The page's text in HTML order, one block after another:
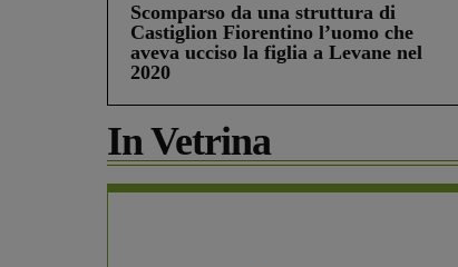
Scomparso da una struttura di
Castiglion Fiorentino l’uomo che
aveva ucciso la figlia a Levane nel
2020
In Vetrina